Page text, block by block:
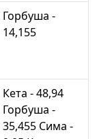
Горбуша -
14,155
Кета - 48,94
Горбуша -
35,455 Сима -